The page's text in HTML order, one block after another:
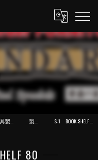
愛知県のオーダー家具はSTANDARD 普通の家具製作所 製品 S-1 BOOK-SHELF 80
80